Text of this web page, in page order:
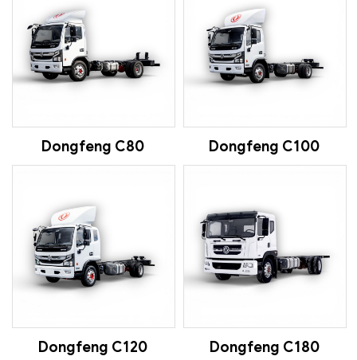
Dongfeng C80 Dongfeng C100
Dongfeng C120 Dongfeng C180